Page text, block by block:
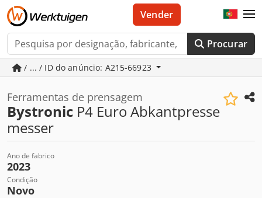
Procurar
Vender
/ ... / ID do anúncio: A215-66923
Ferramentas de prensagem
Bystronic P4 Euro Abkantpresse
messer
Ano de fabrico
2023
Condição
Novo